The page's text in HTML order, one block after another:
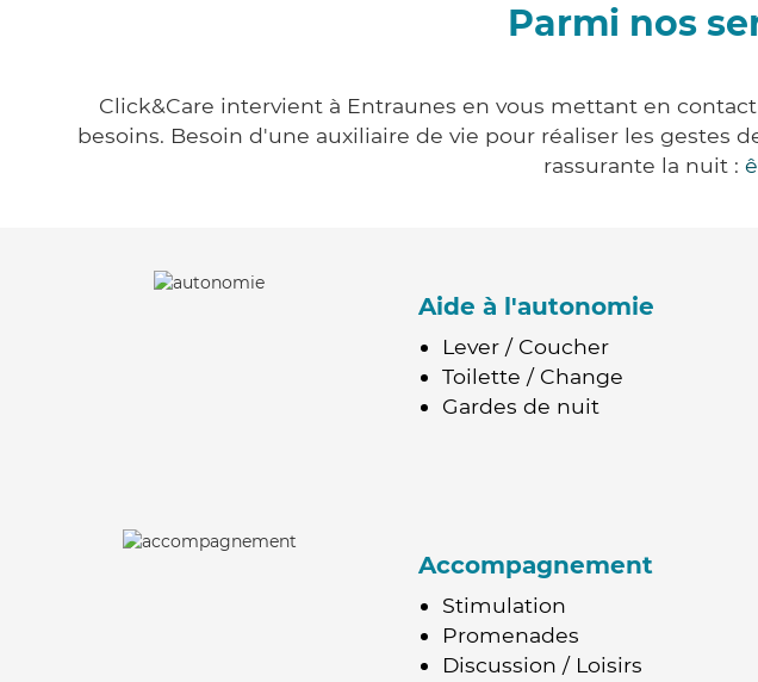
Parmi nos
Click&Care intervient à Entraunes en vous mettant en
besoins. Besoin d'une auxiliaire de vie pour réaliser les
rassurante la nuit :
Aide à l'autonomie
Lever / Coucher
Toilette / Change
Gardes de nuit
Accompagnement
Stimulation
Promenades
Discussion / Loisirs